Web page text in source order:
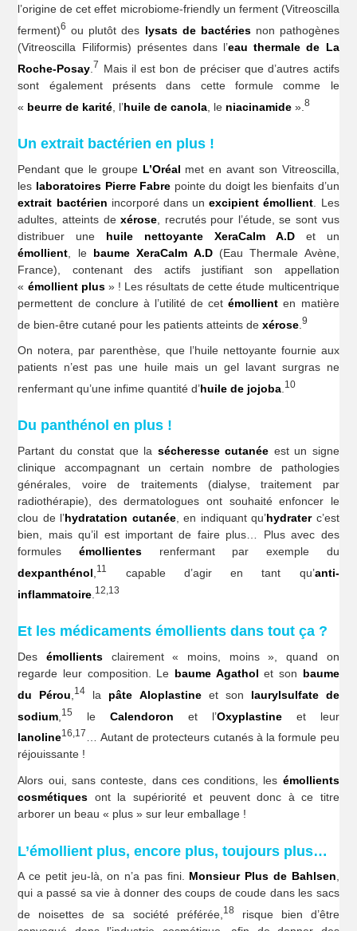
l’origine de cet effet microbiome-friendly un ferment (Vitreoscilla
ferment)6 ou plutôt des lysats de bactériesnon pathogènes
(Vitreoscilla Filiformis) présentes dans l’eau thermale de La
Roche-Posay 7
Mais il est bon de préciser que d’autres actifs
sont également présents dans cette formule comme le
« beurre de karité , l’huile de canola , le niacinamide ».8
Un extrait bactérien en plus !
Pendant que le groupe L’Oréal met en avant son Vitreoscilla,
les laboratoires Pierre Fabre pointe du doigt les bienfaits d’un
extrait bactérien incorporé dans unexcipient émollient . Les
adultes, atteints dexérose , recrutés pour l’étude, se sont vus
distribuer une huile nettoyante XeraCalm A.Det un
émollient , le baume XeraCalm A.D(Eau Thermale Avène,
France), contenant des actifs justifiant son appellation
« émollient plus» ! Les résultats de cette étude multicentrique
permettent de conclure à l’utilité de cetémollient en matière
de bien-être cutané pour les patients atteints dexérose .9
On notera, par parenthèse, que l’huile nettoyante fournie aux
patients n’est pas une huile mais un gel lavant surgras ne
renfermant qu’une infime quantité d’huile de jojoba 10
Du panthénol en plus !
Partant du constat que la sécheresse cutanée est un signe
clinique accompagnant un certain nombre de pathologies
générales, voire de traitements (dialyse, traitement par
radiothérapie), des dermatologues ont souhaité enfoncer le
clou de l’hydratation cutanée, en indiquant qu’hydraterc’est
bien, mais qu’il est important de faire plus… Plus avec des
formulesémollientes renfermant par exemple du
dexpanthénol 11 capable d’agir en tant qu’anti-
inflammatoire 12,13
Et les médicaments émollients dans tout ça ?
Desémollients clairement « moins, moins », quand on
regarde leur composition. Le baume Agathol et son baume
du Pérou 14 la pâte Aloplastineet son laurylsulfate de
sodium 15 leCalendoron et l’Oxyplastineet leur
lanoline16,17
… Autant de protecteurs cutanés à la formule peu
réjouissante !
Alors oui, sans conteste, dans ces conditions, les émollients
cosmétiques ont la supériorité et peuvent donc à ce titre
arborer un beau « plus » sur leur emballage !
L’émollient plus, encore plus, toujours plus…
A ce petit jeu-là, on n’a pas fini. Monsieur Plus de Bahlsen,
qui a passé sa vie à donner des coups de coude dans les sacs
de noisettes de sa société préférée, 18risque bien d’être